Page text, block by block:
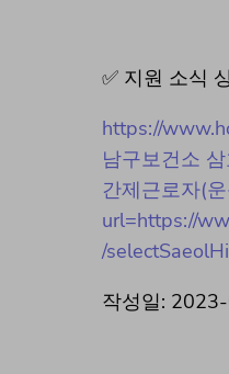
✅ 지원 소식
https://
남구보건소
간제근로자(
url=https://
/
작성일: